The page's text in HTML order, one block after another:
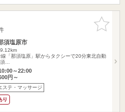
お気に入
りに追加
須塩原市
「那須塩原」駅からタクシーで20分東北自動
…
～22:00
円～
ステ・マッサージ
り